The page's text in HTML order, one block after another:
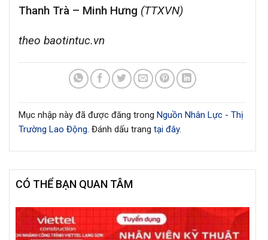
Thanh Trà – Minh Hưng (TTXVN)
theo baotintuc.vn
Mục nhập này đã được đăng trong Nguồn Nhân Lực - Thị
Trường Lao Động. Đánh dấu trang tại đây.
CÓ THỂ BẠN QUAN TÂM